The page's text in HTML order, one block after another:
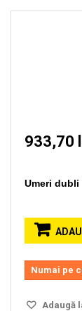
933,70
Umeri dubli
Numai pe
Adaugă